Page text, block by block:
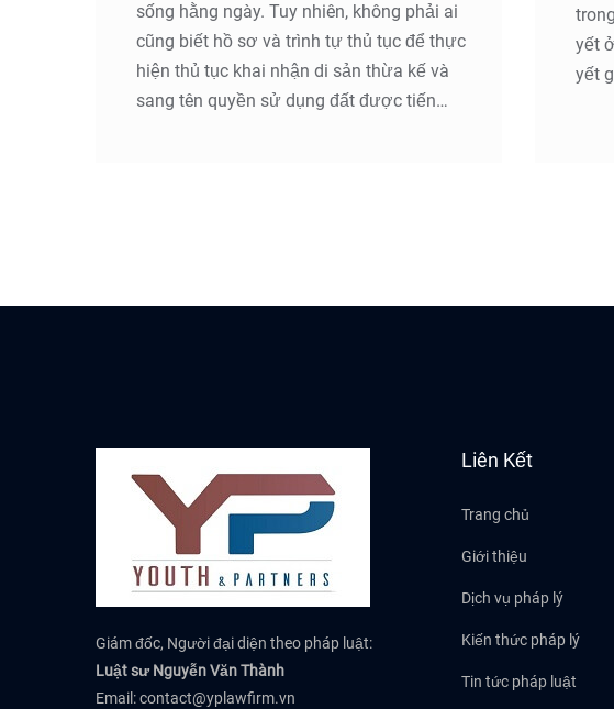
sống hằng ngày. Tuy nhiên, không phải ai
cũng biết hồ sơ và trình tự thủ tục để thực
hiện thủ tục khai nhận di sản thừa kế và
sang tên quyền sử dụng đất được tiến
yết
yết
Giám đốc, Người đại diện theo pháp luật:
Luật sư Nguyễn Văn Thành
Email:contact@yplawfirm.vn
Liên Kết
Trang chủ
Giới thiệu
Dịch vụ pháp lý
Kiến thức pháp lý
Tin tức pháp luật